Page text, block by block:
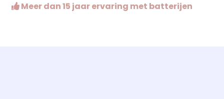
Meer dan 15 jaar ervaring met batterijen